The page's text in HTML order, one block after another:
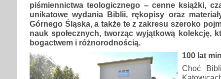
piśmiennictwa teologicznego – cenne książki,
unikatowe wydania Biblii, rękopisy oraz
Górnego Śląska, a także te z zakresu szeroko
nauk społecznych, tworząc wyjątkową kolekcję,
bogactwem i różnorodnością.
100 lat
Choć